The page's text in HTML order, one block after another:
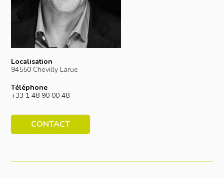
Localisation
94550 Chevilly Larue
Téléphone
+33 1 48 90 00 48
CONTACT